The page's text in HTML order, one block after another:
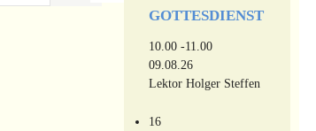
GOTTESDIENST
10.00 -11.00
09.08.26
Lektor Holger Steffen
16